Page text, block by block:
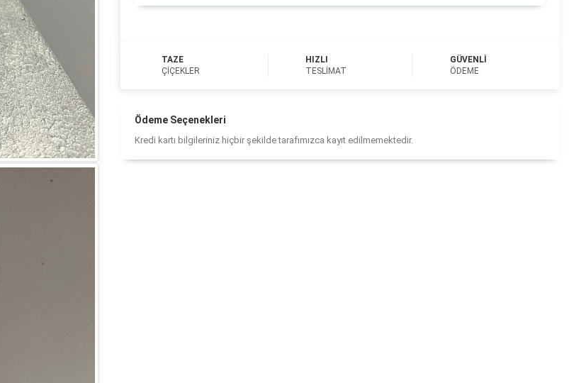
TAZE
ÇIÇEKLER
HIZLI
TESLIMAT
GÜVENLI
ÖDEME
Ödeme Seçenekleri
Kredi kartı bilgileriniz hiçbir şekilde tarafımızca kayıt edilmemektedir.